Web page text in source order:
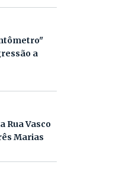
a
Rua Vasco
Marias